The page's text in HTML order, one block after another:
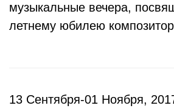
музыкальные вечера,
летнему юбилею
13 Сентября-01 Ноября,